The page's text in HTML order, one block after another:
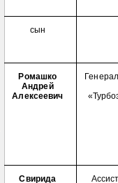
сын
Ромашко
Андрей
Алексеевич
Свирида